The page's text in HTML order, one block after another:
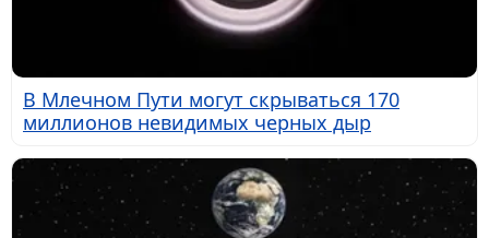
В Млечном Пути могут скрываться 170
миллионов невидимых черных дыр